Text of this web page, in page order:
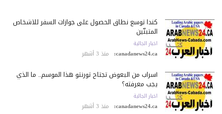
كندا توسع نطاق الحصول على جوازات السفر للأشخاص
المتبنّين
اخبار الجالية
canadanews24.ca: منذ 3 أشهر
أسراب من البعوض تجتاح تورنتو هذا الموسم.. ما الذي
يجب معرفته؟
اخبار الجالية
canadanews24.ca: منذ 3 أشهر